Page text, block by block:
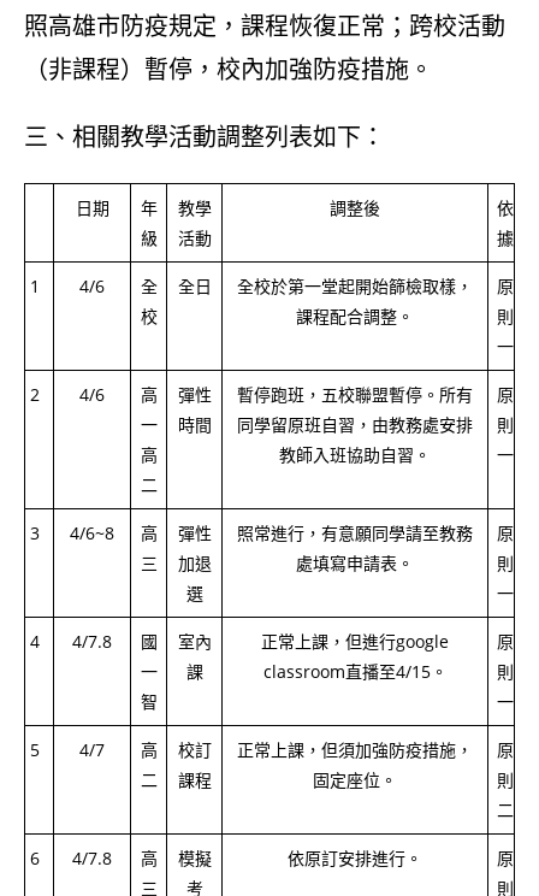
照高雄市防疫規定，課程恢復正常；跨校活動
（非課程）暫停，校內加強防疫措施。
三、相關教學活動調整列表如下：
日期
年
級
教學
活動
調整後
依
據
1 4/6
全
校
全日
全校於第一堂起開始篩檢取樣，
課程配合調整。
原
則
一
2 4/6
高
一
高
二
彈性
時間
暫停跑班，五校聯盟暫停。所有
同學留原班自習，由教務處安排
教師入班協助自習。
原
則
一
3 4/6~8
高
三
彈性
加退
選
照常進行，有意願同學請至教務
處填寫申請表。
原
則
一
4 4/7.8
國
一
智
室內
課
正常上課，但進行google
classroom直播至4/15。
原
則
一
5 4/7
高
二
校訂
課程
正常上課，但須加強防疫措施，
固定座位。
原
則
二
6 4/7.8
高
三
模擬
考
依原訂安排進行。
原
則